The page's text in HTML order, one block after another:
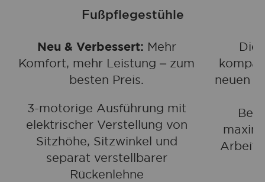
Fußpflegestühle
Neu & Verbessert: Mehr
Komfort, mehr Leistung – zum
besten Preis.
3-motorige Ausführung mit
elektrischer Verstellung von
Sitzhöhe, Sitzwinkel und
separat verstellbarer
Rückenlehne
Die
neuen